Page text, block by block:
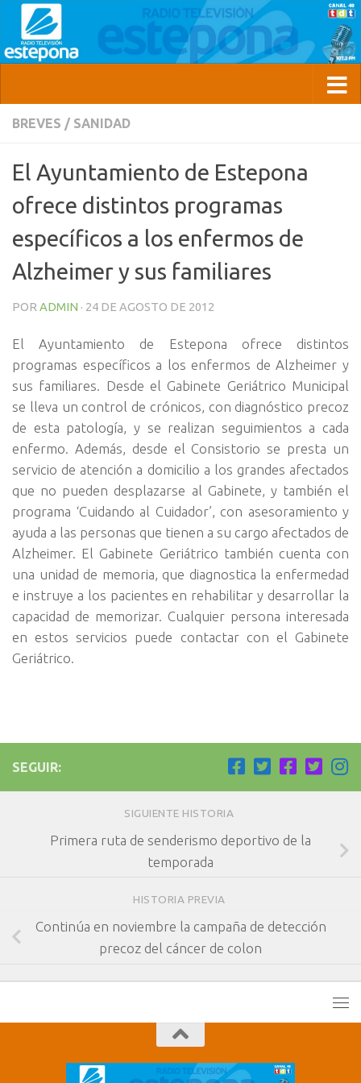
BREVES / SANIDAD
El Ayuntamiento de Estepona
ofrece distintos programas
específicos a los enfermos de
Alzheimer y sus familiares
POR ADMIN · 24 DE AGOSTO DE 2012
El Ayuntamiento de Estepona ofrece distintos
programas específicos a los enfermos de Alzheimer y
sus familiares. Desde el Gabinete Geriátrico Municipal
se lleva un control de crónicos, con diagnóstico precoz
de esta patología, y se realizan seguimientos a cada
enfermo. Además, desde el Consistorio se presta un
servicio de atención a domicilio a los grandes afectados
que no pueden desplazarse al Gabinete, y también el
programa ‘Cuidando al Cuidador’, con asesoramiento y
ayuda a las personas que tienen a su cargo afectados de
Alzheimer. El Gabinete Geriátrico también cuenta con
una unidad de memoria, que diagnostica la enfermedad
e instruye a los pacientes en rehabilitar y desarrollar la
capacidad de memorizar. Cualquier persona interesada
en estos servicios puede contactar con el Gabinete
Geriátrico.
SEGUIR:
SIGUIENTE HISTORIA
Primera ruta de senderismo deportivo de la
temporada
HISTORIA PREVIA
Continúa en noviembre la campaña de detección
precoz del cáncer de colon